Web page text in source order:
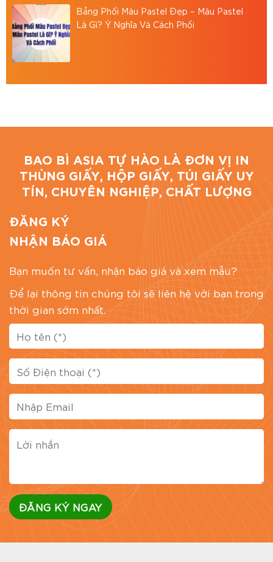
Hotline: 0867 886 811
Email: baobiasiavn@gmail.com
Website:https://baobiasia.com
Bảng Phối Màu Pastel Đẹp – Màu Pastel
Là Gì? Ý Nghĩa Và Cách Phối
BAO BÌ ASIA TỰ HÀO LÀ ĐƠN VỊ IN
THÙNG GIẤY, HỘP GIẤY, TÚI GIẤY UY
TÍN, CHUYÊN NGHIỆP, CHẤT LƯỢNG
ĐĂNG KÝ
NHẬN BÁO GIÁ
Bạn muốn tư vấn, nhận báo giá và xem mẫu?
Để lại thông tin chúng tôi sẽ liên hệ với bạn trong
thời gian sớm nhất.